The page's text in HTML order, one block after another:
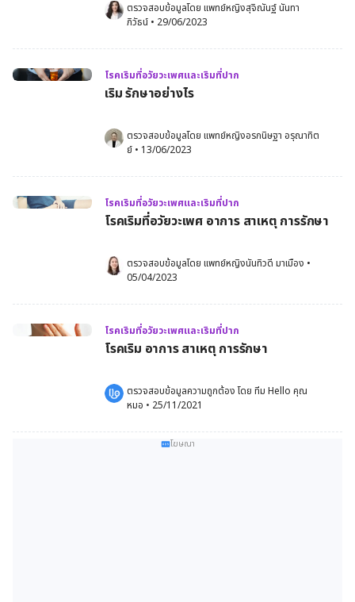
ตรวจสอบข้อมูลโดย แพทย์หญิงสุจิณันฐ์ นันทา
ภิวัธน์ • 29/06/2023
โรคเริมที่อวัยวะเพศและเริมที่ปาก
เริม รักษาอย่างไร
ตรวจสอบข้อมูลโดย แพทย์หญิงอรกนิษฐา อรุณาทิต
ย์ • 13/06/2023
โรคเริมที่อวัยวะเพศและเริมที่ปาก
โรคเริมที่อวัยวะเพศ อาการ สาเหตุ การรักษา
ตรวจสอบข้อมูลโดย แพทย์หญิงนันทิวดี มาเมือง •
05/04/2023
โรคเริมที่อวัยวะเพศและเริมที่ปาก
โรคเริม อาการ สาเหตุ การรักษา
ตรวจสอบข้อมูลความถูกต้อง โดย ทีม Hello คุณ
หมอ • 25/11/2021
โฆษณา